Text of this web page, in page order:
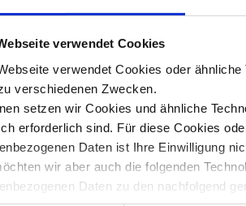
verwendet Cookies
verwendet Cookies oder
verschiedenen Zwecken.
setzen wir Cookies und ähnliche
erforderlich sind. Für diese Cookies
Daten ist Ihre Einwilligung
wir aber auch die folgenden
Daten zu den nachfolgend